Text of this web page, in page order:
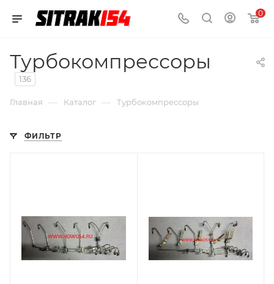
0
Турбокомпрессоры
136
Главная — Каталог — Турбокомпрессоры
ФИЛЬТР